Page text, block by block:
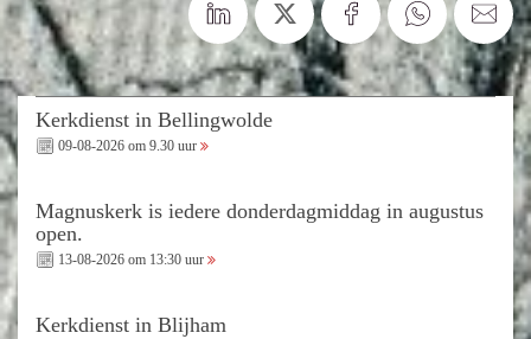
Kerkdienst in Bellingwolde
09-08-2026 om 9.30 uur
Magnuskerk is iedere donderdagmiddag in augustus
open.
13-08-2026 om 13:30 uur
Kerkdienst in Blijham